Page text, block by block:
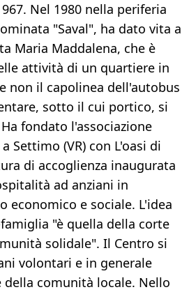
Nel 1980 nella periferia
"Saval", ha dato vita a
Maria Maddalena, che è
attività di un quartiere in
non il capolinea dell'autobus
sotto il cui portico, si
fondato l'associazione
Settimo (VR) con L'oasi di
di accoglienza inaugurata
ad anziani in
economico e sociale. L'idea
"è quella della corte
solidale". Il Centro si
volontari e in generale
della comunità locale. Nello